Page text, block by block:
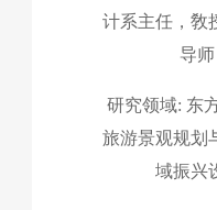
计系主任，敎
导
研究领域: 东
旅游景观规划
域振兴